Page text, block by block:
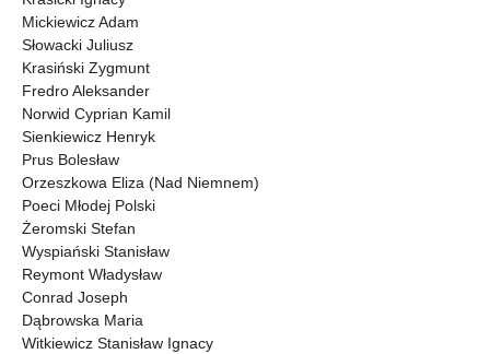
Mickiewicz Adam
Słowacki Juliusz
Krasiński Zygmunt
Fredro Aleksander
Norwid Cyprian Kamil
Sienkiewicz Henryk
Prus Bolesław
Orzeszkowa Eliza (Nad Niemnem)
Poeci Młodej Polski
Żeromski Stefan
Wyspiański Stanisław
Reymont Władysław
Conrad Joseph
Dąbrowska Maria
Witkiewicz Stanisław Ignacy